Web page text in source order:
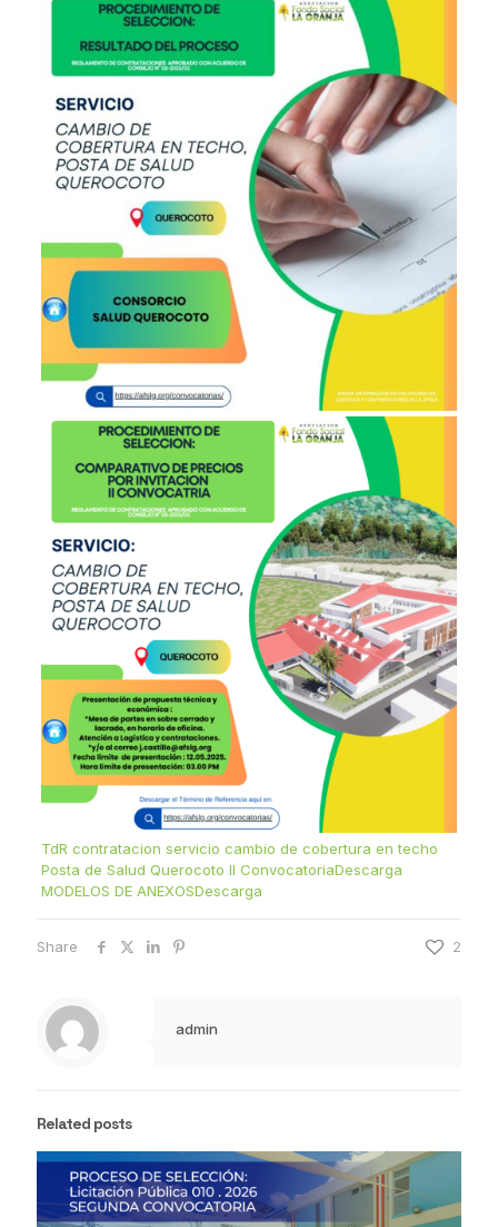
TdR contratacion servicio cambio de cobertura en techo
Posta de Salud Querocoto II ConvocatoriaDescarga
MODELOS DE ANEXOSDescarga
Share 2
admin
Related posts